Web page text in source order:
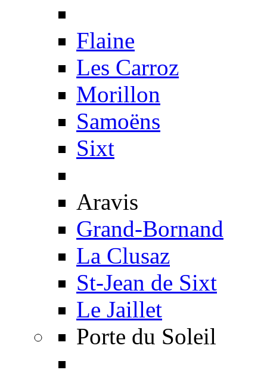
Flaine
Les Carroz
Morillon
Samoëns
Sixt
Aravis
Grand-Bornand
La Clusaz
St-Jean de Sixt
Le Jaillet
Porte du Soleil